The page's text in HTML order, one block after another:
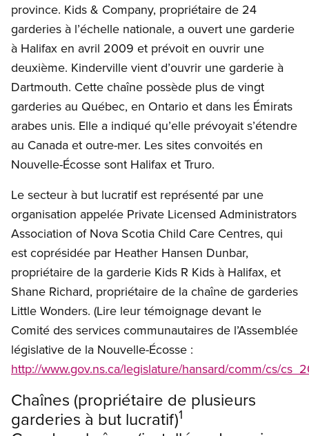
province. Kids & Company, propriétaire de 24
garderies à l’échelle nationale, a ouvert une garderie
à Halifax en avril 2009 et prévoit en ouvrir une
deuxième. Kinderville vient d’ouvrir une garderie à
Dartmouth. Cette chaîne possède plus de vingt
garderies au Québec, en Ontario et dans les Émirats
arabes unis. Elle a indiqué qu’elle prévoyait s’étendre
au Canada et outre-mer. Les sites convoités en
Nouvelle-Écosse sont Halifax et Truro.
Le secteur à but lucratif est représenté par une
organisation appelée Private Licensed Administrators
Association of Nova Scotia Child Care Centres, qui
est coprésidée par Heather Hansen Dunbar,
propriétaire de la garderie Kids R Kids à Halifax, et
Shane Richard, propriétaire de la chaîne de garderies
Little Wonders. (Lire leur témoignage devant le
Comité des services communautaires de l’Assemblée
législative de la Nouvelle-Écosse :
http://www.gov.ns.ca/legislature/hansard/comm/cs/
Chaînes (propriétaire de plusieurs
garderies à but lucratif)1